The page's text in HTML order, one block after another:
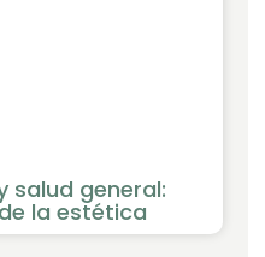
salud general:
la estética